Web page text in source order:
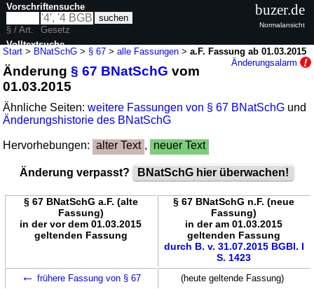
Start > BNatSchG > § 67 >alle Fassungen >a.F. Fassung ab 01.03.2015
Änderungsalarm
Änderung§ 67 BNatSchG vom
01.03.2015
Ähnliche Seiten:weitere Fassungen von § 67 BNatSchG und
Änderungshistorie des BNatSchG
Hervorhebungen: alter Text , neuer Text
Änderung verpasst? BNatSchG hier überwachen!
§ 67 BNatSchG a.F. (alte
Fassung)
in der vor dem 01.03.2015
geltenden Fassung
§ 67 BNatSchG n.F. (neue
Fassung)
in der am 01.03.2015
geltenden Fassung
durch B. v. 31.07.2015 BGBl. I
S. 1423
← frühere Fassung von § 67 (heute geltende Fassung)
Vorschriftensuche
§ / Art.
Gesetz
Volltextsuche
nur in BNatSchG
buzer.de
Normalansicht